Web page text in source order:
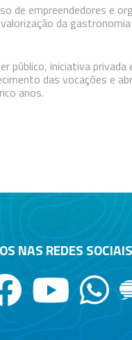
de empreendedores e
da
iniciativa privada
das vocações e
anos.
NAS REDES SOCIAIS